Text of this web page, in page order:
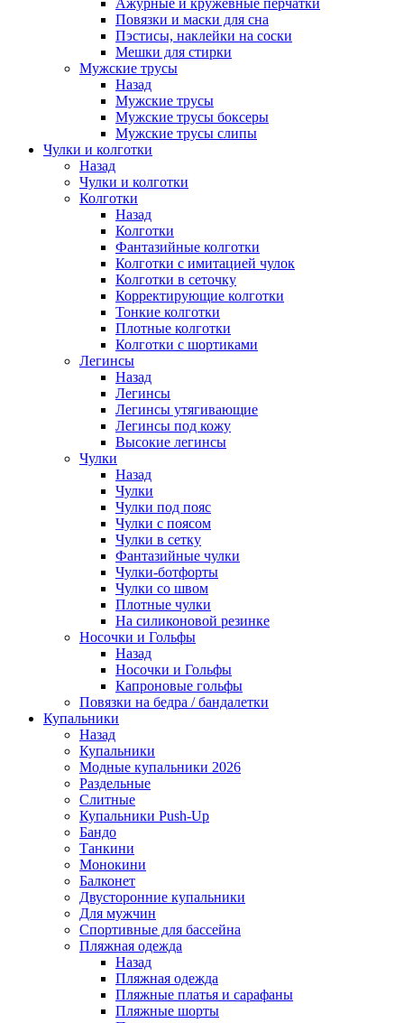
Ажурные и кружевные перчатки
Повязки и маски для сна
Пэстисы, наклейки на соски
Мешки для стирки
Мужские трусы
Назад
Мужские трусы
Мужские трусы боксеры
Мужские трусы слипы
Чулки и колготки
Назад
Чулки и колготки
Колготки
Назад
Колготки
Фантазийные колготки
Колготки с имитацией чулок
Колготки в сеточку
Корректирующие колготки
Тонкие колготки
Плотные колготки
Колготки с шортиками
Легинсы
Назад
Легинсы
Легинсы утягивающие
Легинсы под кожу
Высокие легинсы
Чулки
Назад
Чулки
Чулки под пояс
Чулки с поясом
Чулки в сетку
Фантазийные чулки
Чулки-ботфорты
Чулки со швом
Плотные чулки
На силиконовой резинке
Носочки и Гольфы
Назад
Носочки и Гольфы
Капроновые гольфы
Повязки на бедра / бандалетки
Купальники
Назад
Купальники
Модные купальники 2026
Раздельные
Слитные
Купальники Push-Up
Бандо
Танкини
Монокини
Балконет
Двусторонние купальники
Для мужчин
Спортивные для бассейна
Пляжная одежда
Назад
Пляжная одежда
Пляжные платья и сарафаны
Пляжные шорты